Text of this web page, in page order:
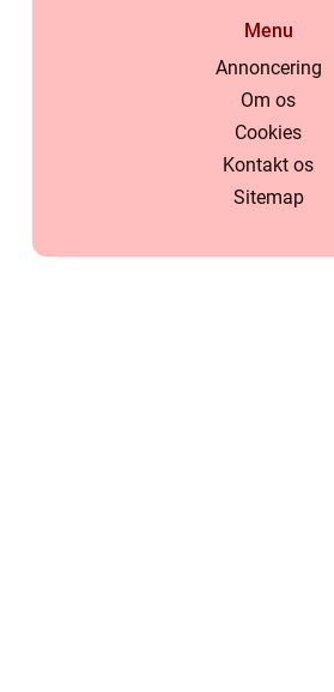
Menu
Annoncering
Om os
Cookies
Kontakt os
Sitemap